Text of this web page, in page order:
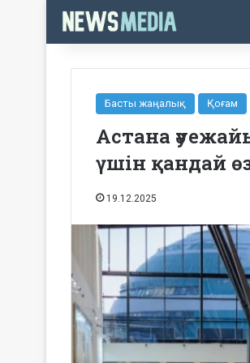
Басты жаңалық Қоғам
Астана
үшін қандай
19.12.2025